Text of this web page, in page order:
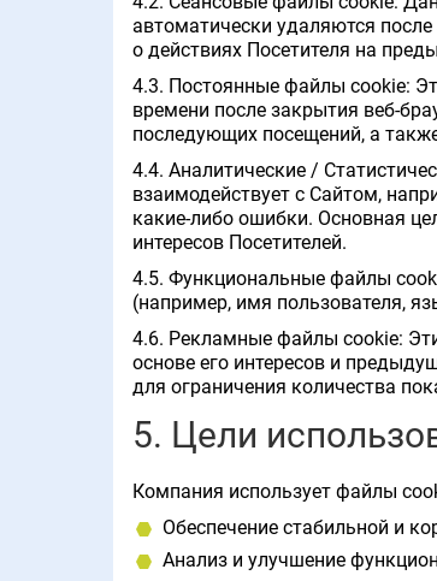
автоматически удаляются
о действиях Посетителя на
4.3. Постоянные файлы cookie:
времени после закрытия веб-
последующих посещений, а
4.4. Аналитические /
взаимодействует с Сайтом,
какие-либо ошибки. Основная
интересов Посетителей.
4.5. Функциональные файлы
(например, имя пользователя,
4.6. Рекламные файлы cookie:
основе его интересов и
для ограничения количества
5. Цели
Компания использует файлы
Обеспечение стабильной и
Анализ и улучшение